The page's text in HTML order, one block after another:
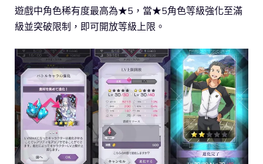
遊戲中角色稀有度最高為★5，當★5角色等級強化至滿
級並突破限制，即可開放等級上限。